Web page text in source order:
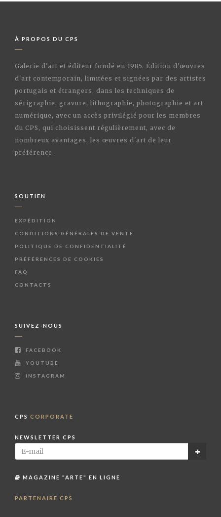
À PROPOS DU CPS
Galerie d'art et éditeur fondé en 1985. Édition d'œuvres
d'art contemporain, limitées et signées par des artistes
portugais et étrangers, dans les techniques de
sérigraphie, gravure, lithographie, photographie et art
numérique, avec un accès privilégié pour les membres
du CPS, qui choisissent régulièrement, avec de
nombreux avantages, les œuvres d'art de leur
préférence.
SOUTIEN
EXPÉDITION
CONDITIONS GÉNÉRALES DE VENTE
POLITIQUE DE CONFIDENTIALITÉ
PRÉFÉRENCES DE COOKIES
FAQ
CONTACTS
SUIVEZ-NOUS
FACEBOOK
YOUTUBE
INSTAGRAM
CPS CORPORATE
NEWSLETTER CPS
MAGAZINE "ARTE" EN LIGNE
PARTENAIRE CPS